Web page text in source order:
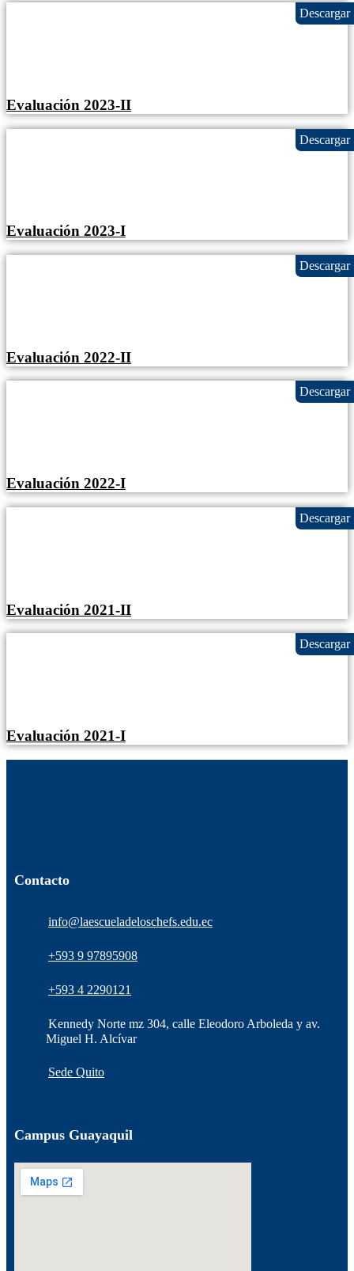
Evaluación 2023-II
Evaluación 2023-I
Evaluación 2022-II
Evaluación 2022-I
Evaluación 2021-II
Evaluación 2021-I
Contacto
info@laescueladeloschefs.edu.ec
+593 9 97895908
+593 4 2290121
Kennedy Norte mz 304, calle Eleodoro Arboleda y av.
Miguel H. Alcívar
Sede Quito
Campus Guayaquil